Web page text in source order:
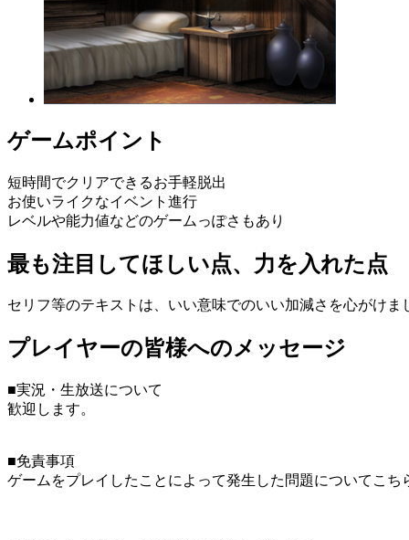
ゲームポイント
短時間でクリアできるお手軽脱出
お使いライクなイベント進行
レベルや能力値などのゲームっぽさもあり
最も注目してほしい点、力を入れた点
セリフ等のテキストは、いい意味でのいい加減さを心がけま
プレイヤーの皆様へのメッセージ
■実況・生放送について
歓迎します。
■免責事項
ゲームをプレイしたことによって発生した問題についてこち